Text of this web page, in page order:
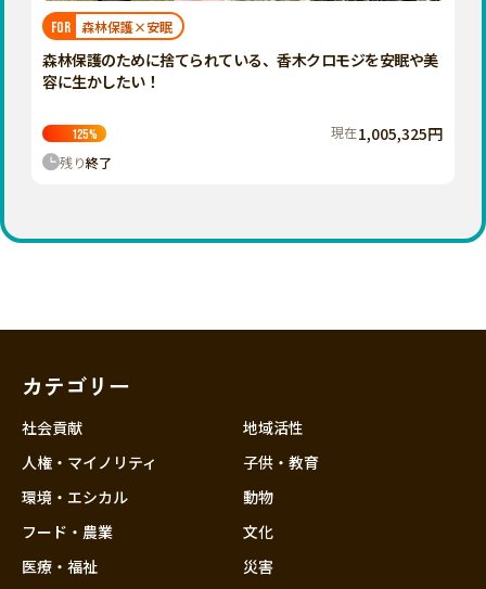
千葉
神奈川
石川
近畿
福岡 佐賀 長崎
宮崎
鹿児島 沖縄
FOR 森林保護×安眠
森林保護のために捨てられている、香木クロモジを安眠や美
容に生かしたい！
125% 現在1,005,325円
残り終了
カテゴリー
社会貢献
人権・マイノリティ
環境・エシカル
フード・農業
医療・福祉
地域活性
子供・教育
動物
文化
災害